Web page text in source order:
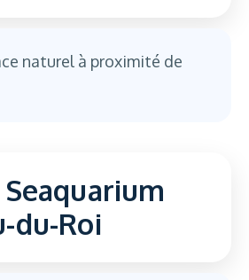
naturel à proximité de
Seaquarium
du-Roi